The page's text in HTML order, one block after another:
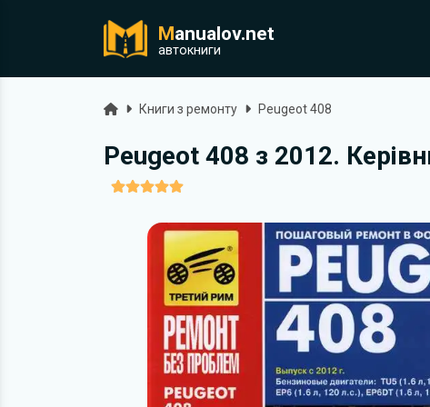
Manualov.net
автокниги
ГоловнаКниги з ремонту Peugeot 408
Peugeot 408 з 2012.